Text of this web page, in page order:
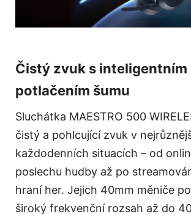
Čistý zvuk s inteligentním
potlačením šumu
Sluchátka MAESTRO 500
čistý a pohlcující zvuk v
každodenních situacích – od
poslechu hudby až po
hraní her. Jejich 40mm měniče
široký frekvenční rozsah až do